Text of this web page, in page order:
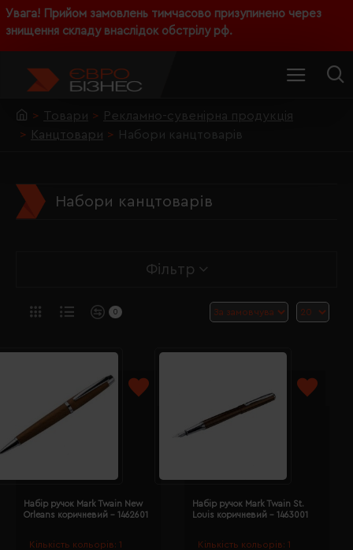
Увага! Прийом замовлень тимчасово призупинено через
знищення складу внаслідок обстрілу рф.
Товари
Рекламно-сувенірна продукція
Канцтовари
Набори канцтоварів
Набори канцтоварів
Фільтр
0
Кількість кольорів: 1
Набір ручок Mark Twain New
Orleans коричневий - 1462601
Кількість кольорів: 1
Набір ручок Mark Twain St.
Louis коричневий - 1463001